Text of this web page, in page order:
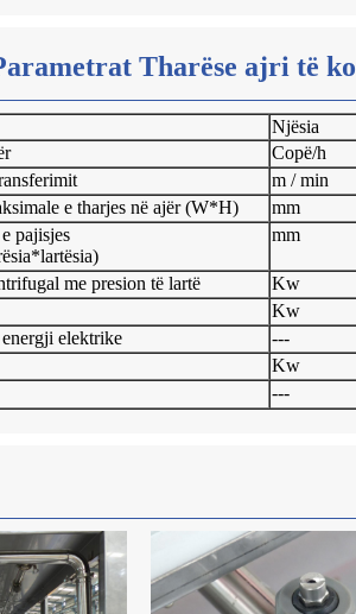
Tharëse ajri të
Njësia
Copë/h
m / min
e tharjes në ajër (W*H)
mm
pajisjes
mm
me presion të lartë Kw
Kw
elektrike
---
Kw
---